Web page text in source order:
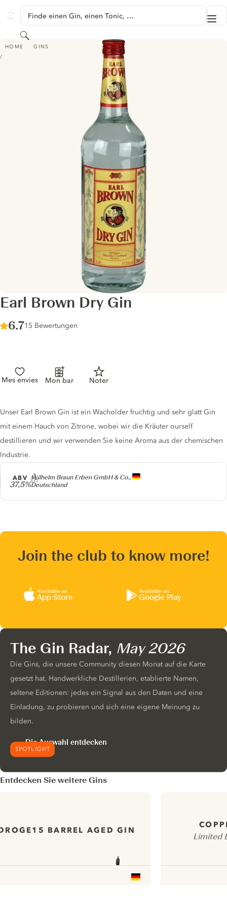
GINVENTORY
Finde einen Gin, einen Tonic, …
Suchen
HOME GINS
EARL BROWN DRY GIN
Earl Brown Dry Gin
Score :
6.7/ 10
15 Bewertungen
Mes envies Mon bar Noter
Producer
Wilhelm Braun Erben GmbH & Co.,
Deutschland
ABV
37,5%
Gin description
Unser Earl Brown Gin ist ein Wacholder fruchtig und sehr glatt Gin
mit einem Hauch von Zitrone, wobei wir die Kräuter ourself
destillieren und wir verwenden Sie keine Aroma aus der chemischen
Industrie.
Join the club to know more!
Available on
App Store
Available on
Google Play
SPOTLIGHT
The Gin Radar, May 2026
Die Gins, die unsere Community diesen Monat auf die Karte
gesetzt hat. Handwerkliche Destillerien, etablierte Namen,
seltene Editionen: jedes ein Signal aus den Daten und eine
Einladung, zu probieren und sich eine eigene Meinung zu
bilden.
Die Auswahl entdecken
Entdecken Sie weitere Gins
BARREL AGED GIN
Limited